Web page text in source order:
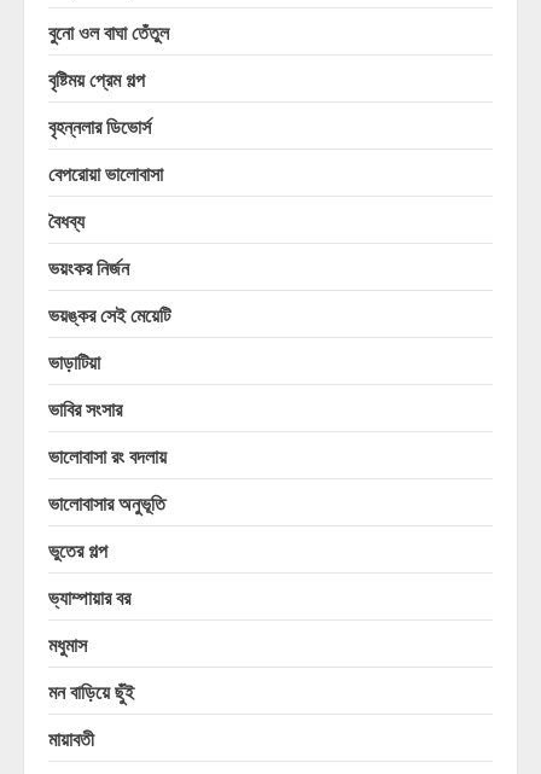
বুনো ওল বাঘা তেঁতুল
বৃষ্টিময় প্রেম গল্প
বৃহন্নলার ডিভোর্স
বেপরোয়া ভালোবাসা
বৈধব্য
ভয়ংকর নির্জন
ভয়ঙ্কর সেই মেয়েটি
ভাড়াটিয়া
ভাবির সংসার
ভালোবাসা রং বদলায়
ভালোবাসার অনুভূতি
ভুতের গল্প
ভ্যাম্পায়ার বর
মধুমাস
মন বাড়িয়ে ছুঁই
মায়াবতী